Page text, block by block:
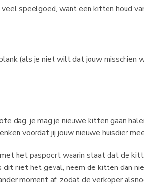
speelgoed, want een kitten houd
(als je niet wilt dat jouw
dag, je mag je nieuwe kitten gaan
voordat jij jouw nieuwe huisdier
het paspoort waarin staat dat de
dit niet het geval, neem de kitten dan
moment af, zodat de verkoper